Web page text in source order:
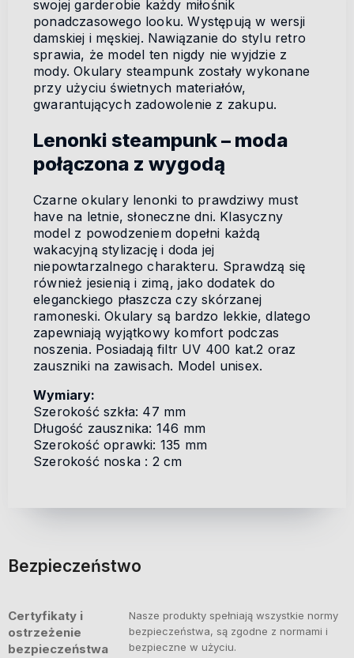
swojej garderobie każdy miłośnik
ponadczasowego looku. Występują w wersji
damskiej i męskiej. Nawiązanie do stylu retro
sprawia, że model ten nigdy nie wyjdzie z
mody. Okulary steampunk zostały wykonane
przy użyciu świetnych materiałów,
gwarantujących zadowolenie z zakupu.
Lenonki steampunk – moda
połączona z wygodą
Czarne okulary lenonki to prawdziwy must
have na letnie, słoneczne dni. Klasyczny
model z powodzeniem dopełni każdą
wakacyjną stylizację i doda jej
niepowtarzalnego charakteru. Sprawdzą się
również jesienią i zimą, jako dodatek do
eleganckiego płaszcza czy skórzanej
ramoneski. Okulary są bardzo lekkie, dlatego
zapewniają wyjątkowy komfort podczas
noszenia. Posiadają filtr UV 400 kat.2 oraz
zauszniki na zawisach. Model unisex.
Wymiary:
Szerokość szkła: 47 mm
Długość zausznika: 146 mm
Szerokość oprawki: 135 mm
Szerokość noska : 2 cm
Bezpieczeństwo
Certyfikaty i
ostrzeżenie
bezpieczeństwa
Nasze produkty spełniają wszystkie normy
bezpieczeństwa, są zgodne z normami i
bezpieczne w użyciu.